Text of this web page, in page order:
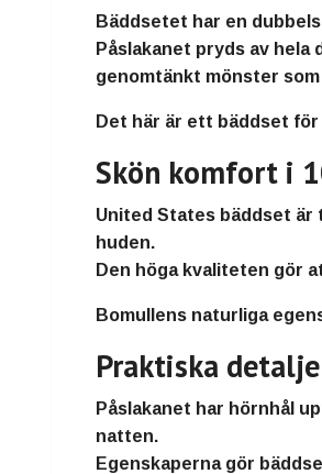
Bäddsetet har en
Påslakanet pryds av hela
genomtänkt mönster
Det här är ett bäddset
Skön komfort i
United States bäddset är
huden.
Den höga kvaliteten gör
Bomullens naturliga
Praktiska
Påslakanet har hörnhål
natten.
Egenskaperna gör